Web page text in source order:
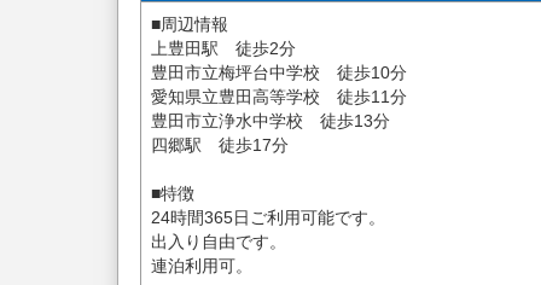
■周辺情報
上豊田駅 徒歩2分
豊田市立梅坪台中学校 徒歩10分
愛知県立豊田高等学校 徒歩11分
豊田市立浄水中学校 徒歩13分
四郷駅 徒歩17分
■特徴
24時間365日ご利用可能です。
出入り自由です。
連泊利用可。